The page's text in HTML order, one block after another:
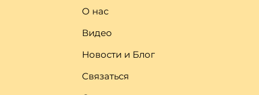
О нас
Видео
Новости и Блог
Связаться